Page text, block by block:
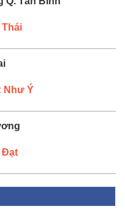
Thái
Như Ý
Đạt